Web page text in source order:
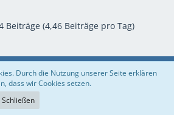
Beiträge (4,46 Beiträge pro Tag)
Impressum
Software:
Durch die Nutzung unserer Seite erklären
dass wir Cookies setzen.
Schließen